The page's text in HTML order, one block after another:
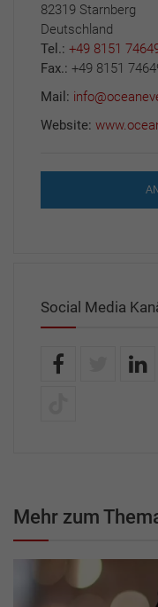
82319 Starnberg
Deutschland
Tel.: +49 8151
Fax.: +49 8151
Mail:
Website:
Social Media
Mehr zum